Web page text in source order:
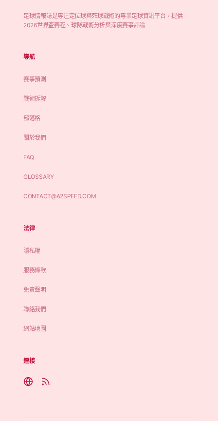
足球情報誌是專注定位球與死球戰術的專業足球資訊平台，提供
2026世界盃賽程、球隊戰術分析與深度賽事評論
導航
賽事預測
戰術拆解
部落格
關於我們
FAQ
GLOSSARY
CONTACT@A2SPEED.COM
法律
隱私權
服務條款
免責聲明
聯絡我們
網站地圖
連接